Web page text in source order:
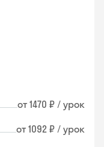
от 1470 ₽ / урок
от 1092 ₽ / урок